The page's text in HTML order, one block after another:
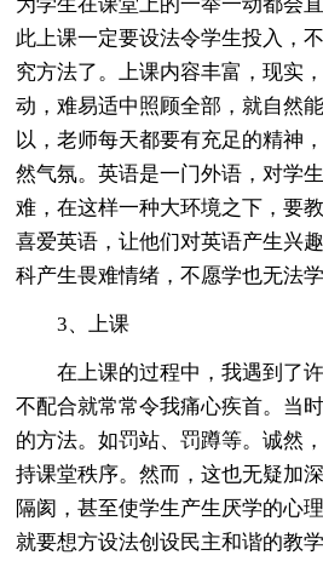
此上课一定要设法令学生投入，
究方法了。上课内容丰富，现实
动，难易适中照顾全部，就自然
以，老师每天都要有充足的精神
然气氛。英语是一门外语，对学
难，在这样一种大环境之下，要
喜爱英语，让他们对英语产生兴
科产生畏难情绪，不愿学也无法学
3、上课
在上课的过程中，我遇到了
不配合就常常令我痛心疾首。当
的方法。如罚站、罚蹲等。诚然
持课堂秩序。然而，这也无疑加
隔阂，甚至使学生产生厌学的心
就要想方设法创设民主和谐的教